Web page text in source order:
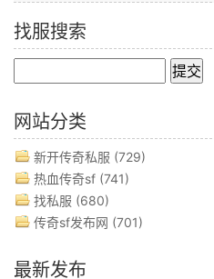
找服搜索
网站分类
新开传奇私服 (729)
热血传奇sf (741)
找私服 (680)
传奇sf发布网 (701)
最新发布